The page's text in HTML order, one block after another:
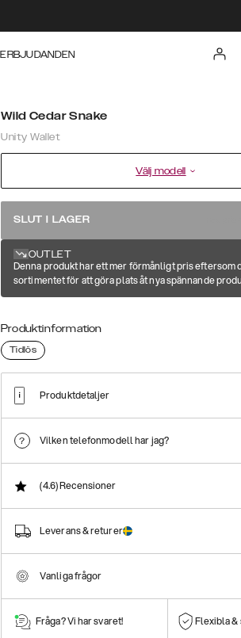
ERBJUDANDEN
Wild Cedar Snake
Unity Wallet
Välj modell
SLUT I LAGER
OUTLET
Denna produkt har ett mer förmånligt pris eftersom
sortimentet för att göra plats åt nya spännande
Produktinformation
Tidlös
Produktdetaljer
Vilken telefonmodell har jag?
(4.6)Recensioner
Leverans & returer
Vanliga frågor
Fråga? Vi har svaret! Flexibla &